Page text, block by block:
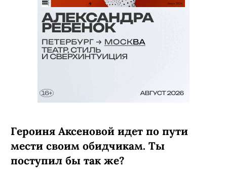
Героиня Аксеновой идет по пути
мести своим обидчикам. Ты
поступил бы так же?